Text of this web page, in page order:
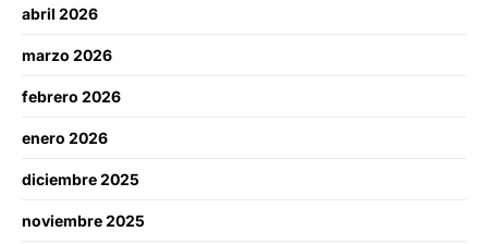
abril 2026
marzo 2026
febrero 2026
enero 2026
diciembre 2025
noviembre 2025